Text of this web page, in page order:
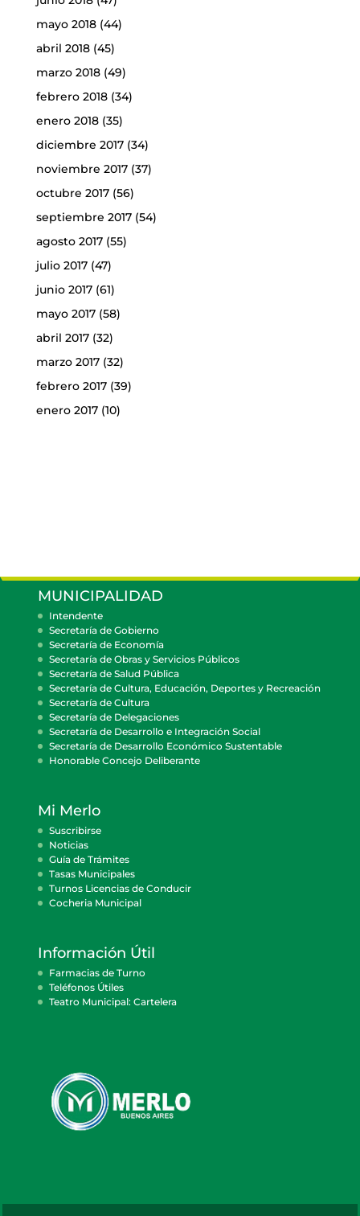
mayo 2018(44)
abril 2018(45)
marzo 2018(49)
febrero 2018(34)
enero 2018(35)
diciembre 2017(34)
noviembre 2017(37)
octubre 2017(56)
septiembre 2017(54)
agosto 2017(55)
julio 2017(47)
junio 2017(61)
mayo 2017(58)
abril 2017(32)
marzo 2017(32)
febrero 2017(39)
enero 2017(10)
MUNICIPALIDAD
Intendente
Secretaría de Gobierno
Secretaría de Economía
Secretaría de Obras y Servicios Públicos
Secretaría de Salud Pública
Secretaría de Cultura, Educación, Deportes y Recreación
Secretaría de Cultura
Secretaría de Delegaciones
Secretaría de Desarrollo e Integración Social
Secretaría de Desarrollo Económico Sustentable
Honorable Concejo Deliberante
Mi Merlo
Suscribirse
Noticias
Guía de Trámites
Tasas Municipales
Turnos Licencias de Conducir
Cocheria Municipal
Información Útil
Farmacias de Turno
Teléfonos Útiles
Teatro Municipal: Cartelera